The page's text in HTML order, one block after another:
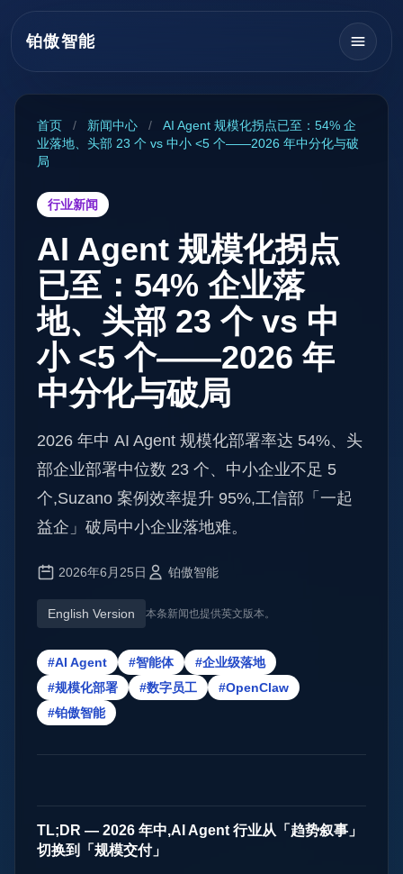
铂傲智能
首页 / 新闻中心 /
AI Agent 规模化拐点已至：54% 企
业落地、头部 23 个 vs 中小 <5 个——2026 年中分化与破
局
行业新闻
AI Agent 规模化拐点
已至：54% 企业落
地、头部 23 个 vs 中
小 <5 个——2026 年
中分化与破局
2026 年中 AI Agent 规模化部署率达 54%、头
部企业部署中位数 23 个、中小企业不足 5
个,Suzano 案例效率提升 95%,工信部「一起
益企」破局中小企业落地难。
2026年6月25日 铂傲智能
English Version 本条新闻也提供英文版本。
#AI Agent #智能体
#企业级落地
#规模化部署
#数字员工
#OpenClaw
#铂傲智能
TL;DR — 2026 年中,AI Agent 行业从「趋势叙事」
切换到「规模交付」